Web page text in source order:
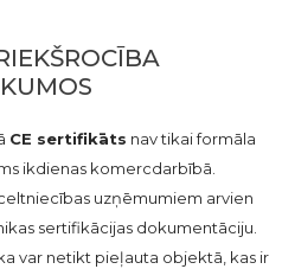
CE sertifikāts nav tikai formāla
ikdienas komercdarbībā.
uzņēmumiem arvien
sertifikācijas dokumentāciju.
var netikt pieļauta objektā, kas ir